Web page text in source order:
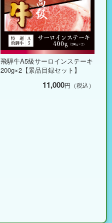
飛騨牛A5級サーロインステーキ
200g×2【景品目録セット】
11,000円（税込）